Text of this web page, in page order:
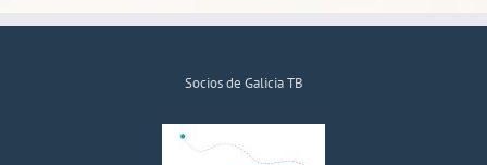
Socios de Galicia TB